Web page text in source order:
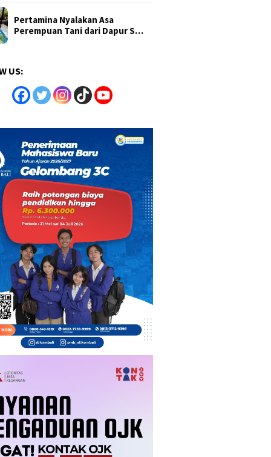
Pertamina Nyalakan Asa
Perempuan Tani dari Dapur S…
US: